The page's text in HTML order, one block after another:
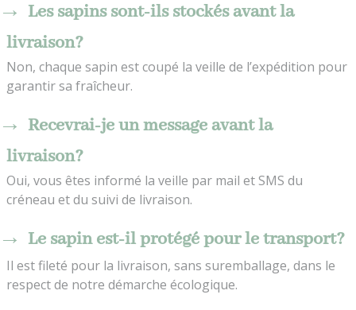
Les sapins sont-ils stockés avant la
livraison?
Non, chaque sapin est coupé la veille de l’expédition pour
garantir sa fraîcheur.
Recevrai-je un message avant la
livraison?
Oui, vous êtes informé la veille par mail et SMS du
créneau et du suivi de livraison.
Le sapin est-il protégé pour le transport?
Il est fileté pour la livraison, sans suremballage, dans le
respect de notre démarche écologique.